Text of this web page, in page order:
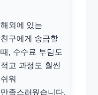
해외에 있는
친구에게 송금할
때, 수수료 부담도
적고 과정도 훨씬
쉬워
만족스러웠습니다.